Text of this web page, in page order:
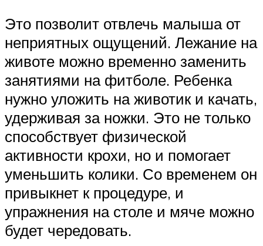
Это позволит отвлечь малыша от
неприятных ощущений. Лежание на
животе можно временно заменить
занятиями на фитболе. Ребенка
нужно уложить на животик и качать,
удерживая за ножки. Это не только
способствует физической
активности крохи, но и помогает
уменьшить колики. Со временем он
привыкнет к процедуре, и
упражнения на столе и мяче можно
будет чередовать.